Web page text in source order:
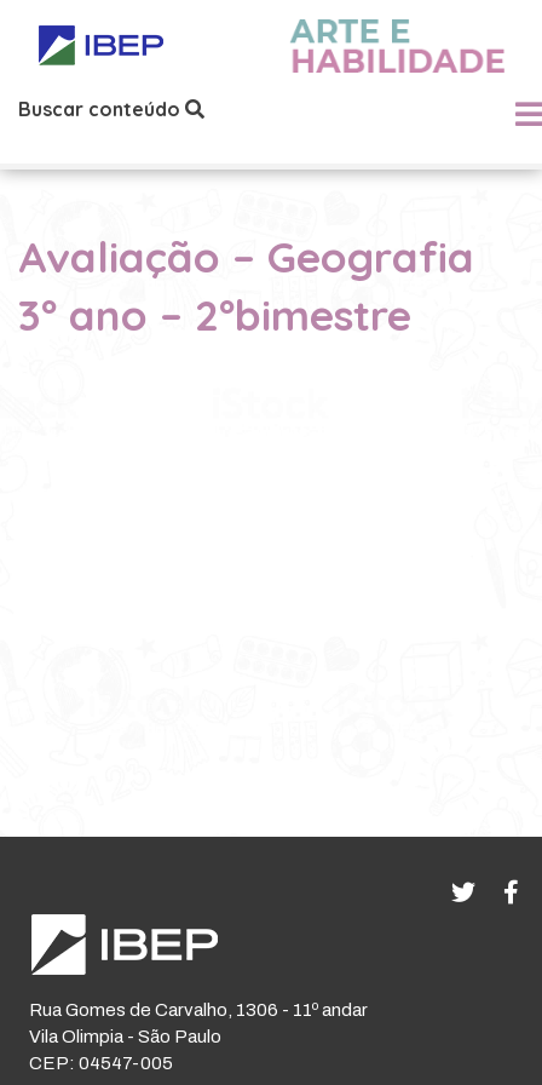
Buscar conteúdo
Avaliação – Geografia
3º ano – 2ºbimestre
Rua Gomes de Carvalho, 1306 - 11º andar
Vila Olimpia - São Paulo
CEP: 04547-005